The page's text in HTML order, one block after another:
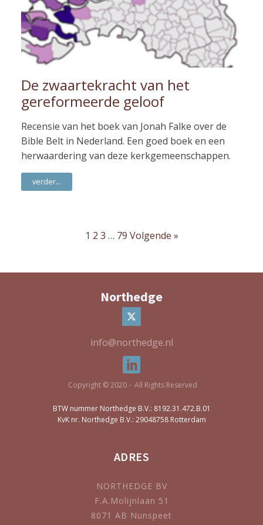
De zwaartekracht van het
gereformeerde geloof
Recensie van het boek van Jonah Falke over de
Bible Belt in Nederland. Een goed boek en een
herwaardering van deze kerkgemeenschappen.
verder...
1 2 3 … 79 Volgende »
Northedge
info@northedge.nl
Copyright © 2020 - All Rights Reserved
BTW nummer Northedge B.V.: 8192.31.472.B.01
KvK nr. Northedge B.V.: 29048758 Rotterdam
ADRES
NORTHEDGE BV
F.A.Molijnlaan 51
8071 AB Nunspeet